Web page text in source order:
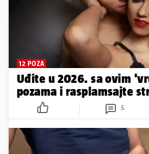
12 POZA
Uđite u 2026. sa ovim
pozama i rasplamsajte
5